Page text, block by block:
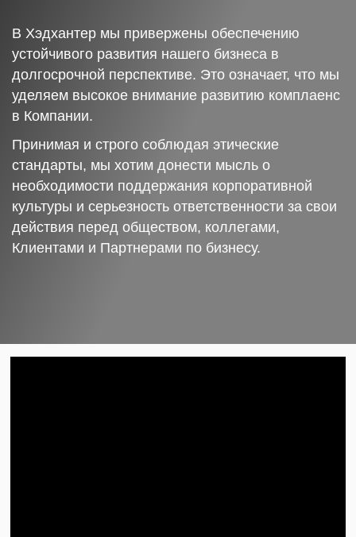
В Хэдхантер мы привержены обеспечению
устойчивого развития нашего бизнеса в
долгосрочной перспективе. Это означает, что мы
уделяем высокое внимание развитию комплаенс
в Компании.
Принимая и строго соблюдая этические
стандарты, мы хотим донести мысль о
необходимости поддержания корпоративной
культуры и серьезность ответственности за свои
действия перед обществом, коллегами,
Клиентами и Партнерами по бизнесу.